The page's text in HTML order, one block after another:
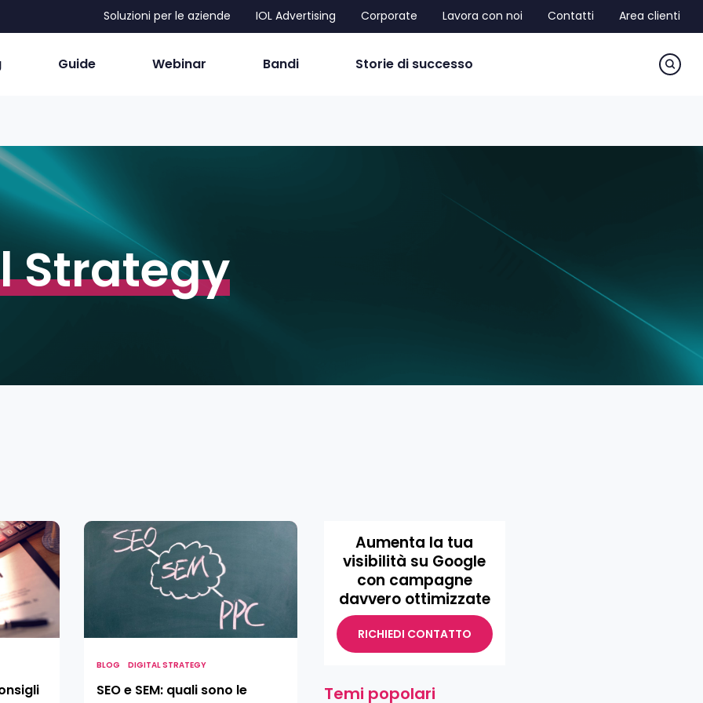
Soluzioni per le aziende IOL Advertising Corporate Lavora con noi Contatti Area clienti
Guide Webinar Bandi Storie di successo
Strategy
SEO
differenze?
BLOG DIGITAL STRATEGY
SEO e SEM: quali sono le
Aumenta la tua
visibilità su Google
con campagne
davvero ottimizzate
RICHIEDI CONTATTO
Temi popolari